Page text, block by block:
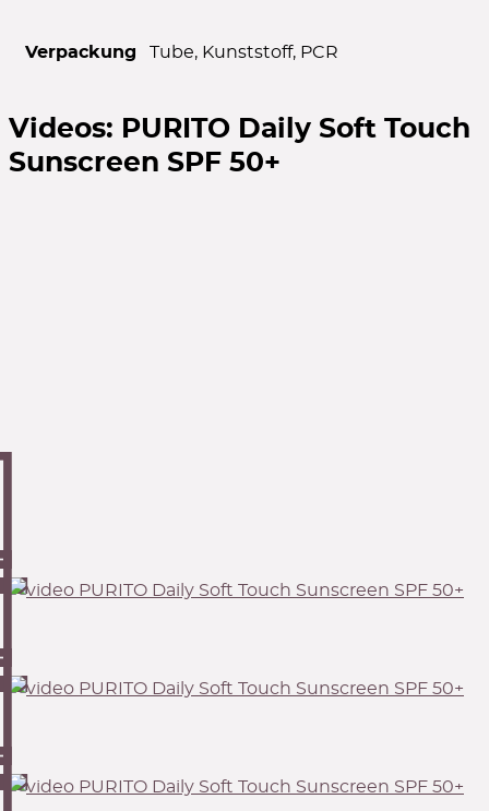
Verpackung Tube, Kunststoff, PCR
Videos: PURITO Daily Soft Touch
Sunscreen SPF 50+